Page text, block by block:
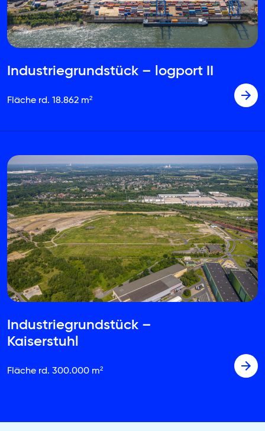
Industriegrundstück – logport II
Fläche rd. 18.862 m²
Industriegrundstück –
Kaiserstuhl
Fläche rd. 300.000 m²